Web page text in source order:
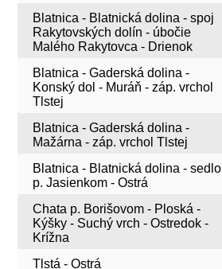
Blatnica - Blatnická dolina - spoj
Rakytovských dolín - úbočie
Malého Rakytovca - Drienok
Blatnica - Gaderská dolina -
Konský dol - Muráň - záp. vrchol
Tlstej
Blatnica - Gaderská dolina -
Mažárna - záp. vrchol Tlstej
Blatnica - Blatnická dolina - sedlo
p. Jasienkom - Ostrá
Chata p. Borišovom - Ploská -
Kýšky - Suchý vrch - Ostredok -
Krížna
Tlstá - Ostrá